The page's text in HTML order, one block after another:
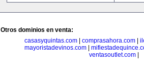
Otros dominios en venta:
casasyquintas.com| comprasahora.com|
mayoristadevinos.com
ventasoutlet.com